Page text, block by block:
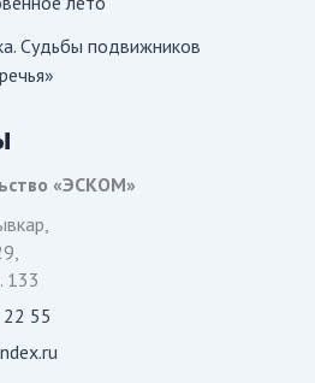
Судьбы подвижников
«ЭСКОМ»
133
55